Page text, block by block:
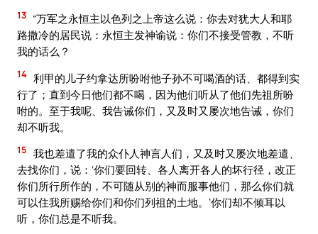
13 “万军之永恒主以色列之上帝这么说：你去对犹大人和耶
路撒冷的居民说：永恒主发神谕说：你们不接受管教，不听
我的话么？
14 利甲的儿子约拿达所吩咐他子孙不可喝酒的话、都得到实
行了；直到今日他们都不喝，因为他们听从了他们先祖所吩
咐的。至于我呢、我告诫你们，又及时又屡次地告诫，你们
却不听我。
15 我也差遣了我的众仆人神言人们，又及时又屡次地差遣、
去找你们，说：‘你们要回转、各人离开各人的坏行径，改正
你们所行所作的，不可随从别的神而服事他们，那么你们就
可以住我所赐给你们和你们列祖的土地。’你们却不倾耳以
听，你们总是不听我。